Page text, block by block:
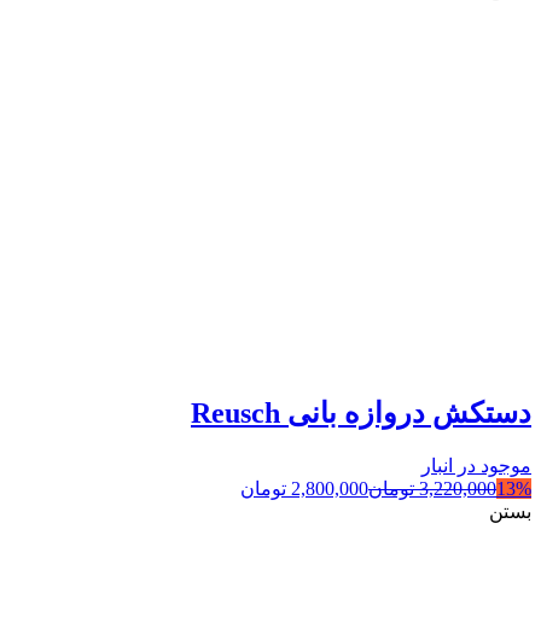
دستکش دروازه بانی Reusch
موجود در انبار
13%
3,220,000 تومان2,800,000 تومان
بستن